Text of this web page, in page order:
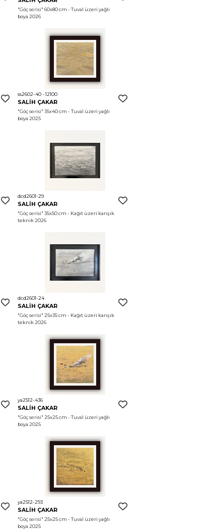
"Göç serisi" 60x80 cm - Tuval üzeri yağlı
boya 2026
ss2602-40 - 12100
SALİH ÇAKAR
"Göç serisi" 35x40 cm - Tuval üzeri yağlı
boya 2025
dcd2601-29
SALİH ÇAKAR
"Göç serisi" 35x50 cm - Kağıt üzeri karışık
teknik 2026
dcd2601-24
SALİH ÇAKAR
"Göç serisi" 25x35 cm - Kağıt üzeri karışık
teknik 2026
ya2512-436
SALİH ÇAKAR
"Göç serisi" 25x25 cm - Tuval üzeri yağlı
boya 2025
ya2512-293
SALİH ÇAKAR
"Göç serisi" 25x25 cm - Tuval üzeri yağlı
boya 2025